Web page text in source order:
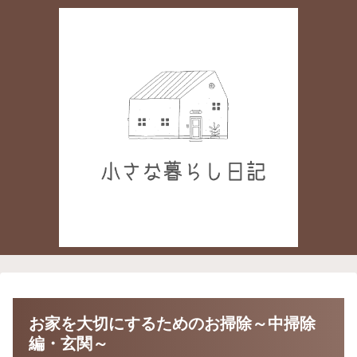
お家を大切にするためのお掃除～中掃除
編・玄関～